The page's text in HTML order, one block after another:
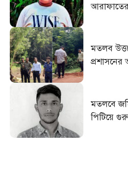
মতলব
প্রশাসনের
মতলবে
পিটিয়ে